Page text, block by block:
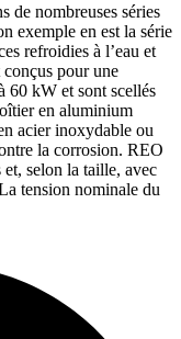
de nombreuses séries
exemple en est la série
refroidies à l’eau et
pour une
60 kW et sont scellés
en aluminium
acier inoxydable ou
la corrosion. REO
et, selon la taille, avec
tension nominale du